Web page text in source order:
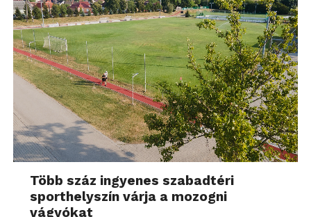
Több száz ingyenes szabadtéri
sporthelyszín várja a mozogni
vágyókat